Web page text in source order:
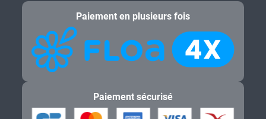
Paiement en plusieurs fois
Paiement sécurisé